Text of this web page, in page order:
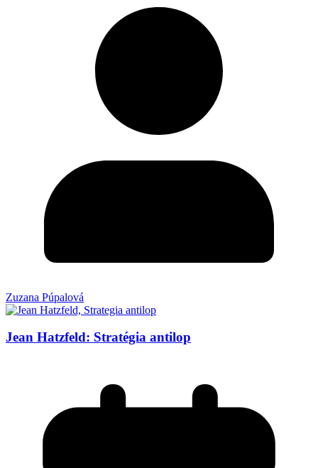
Zuzana Púpalová
Jean Hatzfeld: Stratégia antilop